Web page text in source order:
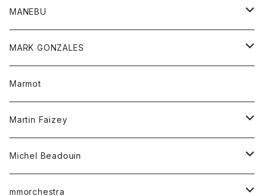
ベスト
ポロシャツ
ロングスリーブTシャツ
チュニック
ワンピース
Tシャツ
靴
MANEBU
靴
MARK GONZALES
トップス
Tシャツ
Marmot
Martin Faizey
ベルト
Michel Beadouin
トップス
mmorchestra